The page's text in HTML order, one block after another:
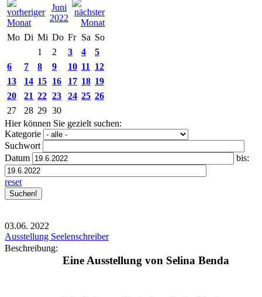
Juni
2022
Mo Di Mi Do Fr Sa So
1
2 3 4
5
6
7 8 9 10 11
12
13
14 15 16 17 18 19
20
21 22 23 24 25 26
27
28 29 30
Hier können Sie gezielt suchen:
Kategorie
Suchwort
Datum
bis:
reset
03.06. 2022
Ausstellung Seelenschreiber
Beschreibung:
Eine Ausstellung von Selina Benda